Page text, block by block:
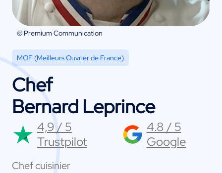
© Premium Communication
MOF (Meilleurs Ouvrier de France)
Chef
Bernard Leprince
4,9 / 5
Trustpilot
4.8 / 5
Google
Chef cuisinier